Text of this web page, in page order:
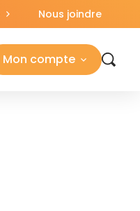
Nous joindre
Mon compte